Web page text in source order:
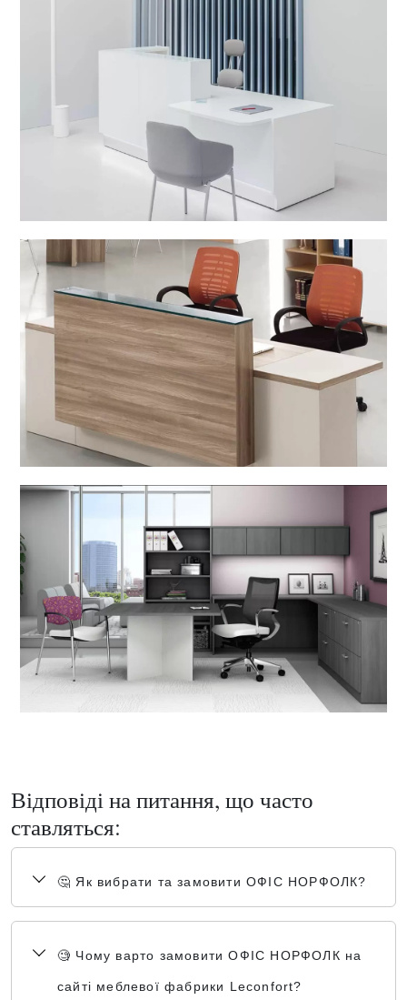
Відповіді на питання, що часто
ставляться:
🤔 Як вибрати та замовити ОФІС НОРФОЛК?
🧐 Чому варто замовити ОФІС НОРФОЛК на
сайті меблевої фабрики Leconfort?